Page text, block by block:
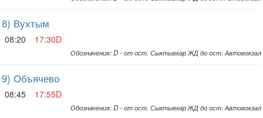
8) Вухтым
08:20 17:30D
Обозначения: D - от ост. Сыктывкар ЖД до ост. Автовокзал
9) Объячево
08:45 17:55D
Обозначения: D - от ост. Сыктывкар ЖД до ост. Автовокзал